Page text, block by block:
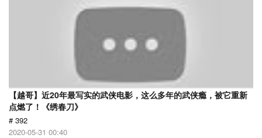
【越哥】近20年最写实的武侠电影，这么多年的武侠瘾，被它重新
点燃了！《绣春刀》
# 392
2020-05-31 00:40